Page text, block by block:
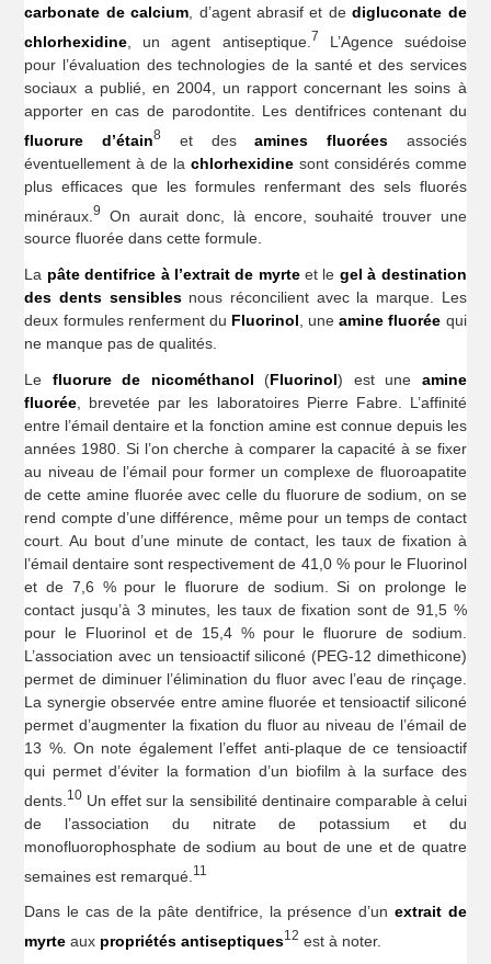
carbonate de calcium, d’agent abrasif et dedigluconate de
chlorhexidine , un agent antiseptique. 7
L’Agence suédoise
pour l’évaluation des technologies de la santé et des services
sociaux a publié, en 2004, un rapport concernant les soins à
apporter en cas de parodontite. Les dentifrices contenant du
fluorure d’étain8 et desamines fluoréesassociés
éventuellement à de la chlorhexidinesont considérés comme
plus efficaces que les formules renfermant des sels fluorés
minéraux.9
On aurait donc, là encore, souhaité trouver une
source fluorée dans cette formule.
La pâte dentifrice à l’extrait de myrteet le gel à destination
des dents sensiblesnous réconcilient avec la marque. Les
deux formules renferment du Fluorinol, uneamine fluorée qui
ne manque pas de qualités.
Le fluorure de nicométhanol (Fluorinol) est une amine
fluorée, brevetée par les laboratoires Pierre Fabre. L’affinité
entre l’émail dentaire et la fonction amine est connue depuis les
années 1980. Si l’on cherche à comparer la capacité à se fixer
au niveau de l’émail pour former un complexe de fluoroapatite
de cette amine fluorée avec celle du fluorure de sodium, on se
rend compte d’une différence, même pour un temps de contact
court. Au bout d’une minute de contact, les taux de fixation à
l’émail dentaire sont respectivement de 41,0 % pour le Fluorinol
et de 7,6 % pour le fluorure de sodium. Si on prolonge le
contact jusqu’à 3 minutes, les taux de fixation sont de 91,5 %
pour le Fluorinol et de 15,4 % pour le fluorure de sodium.
L’association avec un tensioactif siliconé (PEG-12 dimethicone)
permet de diminuer l’élimination du fluor avec l’eau de rinçage.
La synergie observée entre amine fluorée et tensioactif siliconé
permet d’augmenter la fixation du fluor au niveau de l’émail de
13 %. On note également l’effet anti-plaque de ce tensioactif
qui permet d’éviter la formation d’un biofilm à la surface des
dents. 10 Un effet sur la sensibilité dentinaire comparable à celui
de l’association du nitrate de potassium et du
monofluorophosphate de sodium au bout de une et de quatre
semaines est remarqué. 11
Dans le cas de la pâte dentifrice, la présence d’un extrait de
myrte aux propriétés antiseptiques12 est à noter.